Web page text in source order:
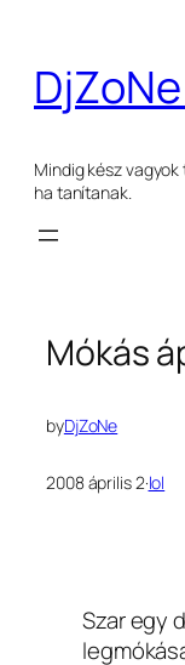
tartalomhoz
Mindig kész
ha tanítanak.
Mókás
byDjZoNe
2008 április 2·lol
Szar egy